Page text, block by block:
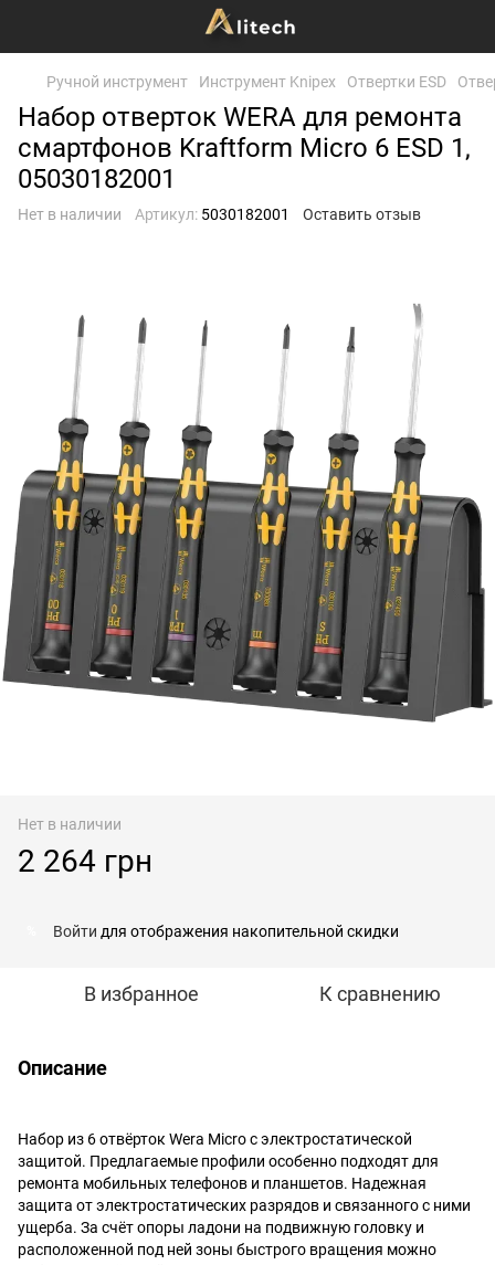
Ручной инструмент Инструмент Knipex Отвертки ESD
Набор отверток WERA для ремонта
смартфонов Kraftform Micro 6 ESD 1,
05030182001
Нет в наличии Артикул: 5030182001 Оставить отзыв
Нет в наличии
2 264 грн
Войти для отображения накопительной скидки
В избранное К сравнению
Описание
Набор из 6 отвёрток Wera Micro с электростатической
защитой. Предлагаемые профили особенно подходят для
ремонта мобильных телефонов и планшетов. Надежная
защита от электростатических разрядов и связанного с ними
ущерба. За счёт опоры ладони на подвижную головку и
расположенной под ней зоны быстрого вращения можно